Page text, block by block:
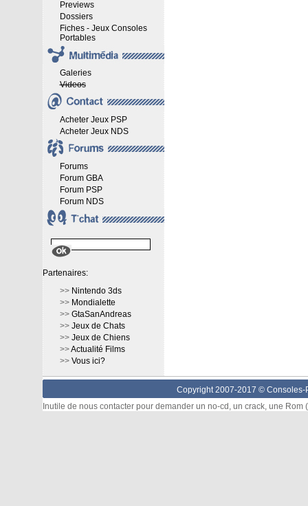
Previews
Dossiers
Fiches - Jeux Consoles
Portables
Galeries
Videos
Acheter Jeux PSP
Acheter Jeux NDS
Forums
Forum GBA
Forum PSP
Forum NDS
Partenaires:
>> Nintendo 3ds
>> Mondialette
>> GtaSanAndreas
>> Jeux de Chats
>> Jeux de Chiens
>>Actualité Films
>> Vous ici?
Copyright 2007-2017 © Consoles-
Inutile de nous contacter pour demander un no-cd, un crack, une